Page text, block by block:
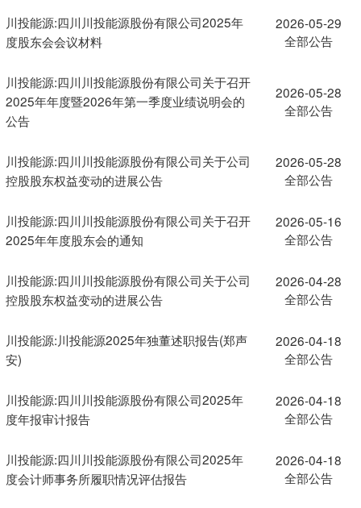
川投能源:四川川投能源股份有限公司2025年
度股东会会议材料
2026-05-29
全部公告
川投能源:四川川投能源股份有限公司关于召开
2025年年度暨2026年第一季度业绩说明会的
公告
2026-05-28
全部公告
川投能源:四川川投能源股份有限公司关于公司
控股股东权益变动的进展公告
2026-05-28
全部公告
川投能源:四川川投能源股份有限公司关于召开
2025年年度股东会的通知
2026-05-16
全部公告
川投能源:四川川投能源股份有限公司关于公司
控股股东权益变动的进展公告
2026-04-28
全部公告
川投能源:川投能源2025年独董述职报告(郑声
安)
2026-04-18
全部公告
川投能源:四川川投能源股份有限公司2025年
度年报审计报告
2026-04-18
全部公告
川投能源:四川川投能源股份有限公司2025年
度会计师事务所履职情况评估报告
2026-04-18
全部公告